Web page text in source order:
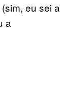
eu sei a
a